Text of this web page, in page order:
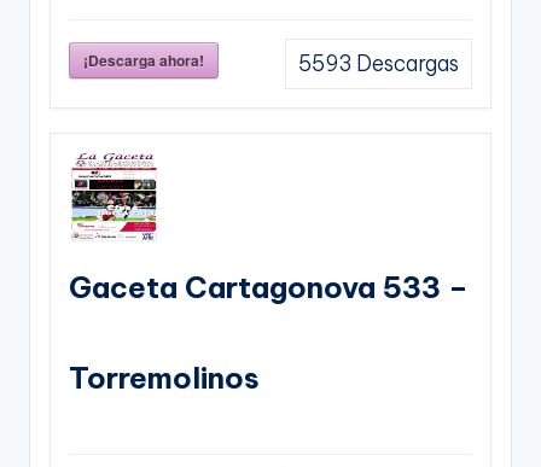
¡Descarga ahora! 5593 Descargas
Gaceta Cartagonova 533 –
Torremolinos